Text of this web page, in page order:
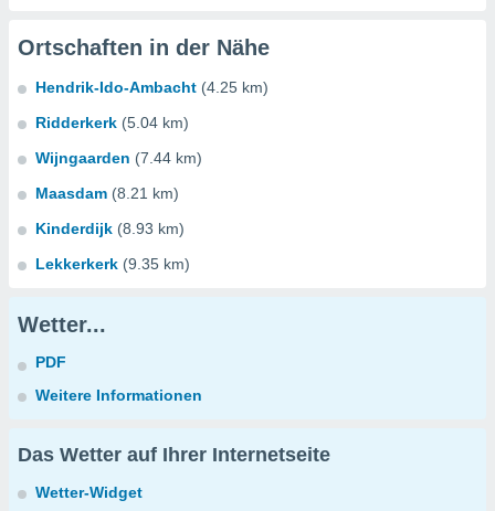
Ortschaften in der Nähe
Hendrik-Ido-Ambacht (4.25 km)
Ridderkerk (5.04 km)
Wijngaarden (7.44 km)
Maasdam (8.21 km)
Kinderdijk (8.93 km)
Lekkerkerk (9.35 km)
Wetter...
PDF
Weitere Informationen
Das Wetter auf Ihrer Internetseite
Wetter-Widget